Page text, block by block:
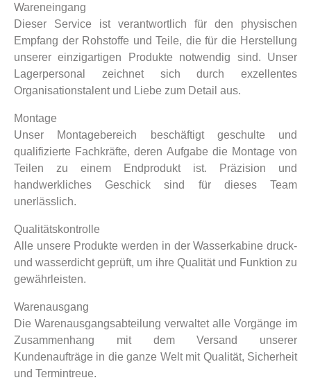
Wareneingang
Dieser Service ist verantwortlich für den physischen
Empfang der Rohstoffe und Teile, die für die Herstellung
unserer einzigartigen Produkte notwendig sind. Unser
Lagerpersonal zeichnet sich durch exzellentes
Organisationstalent und Liebe zum Detail aus.
Montage
Unser Montagebereich beschäftigt geschulte und
qualifizierte Fachkräfte, deren Aufgabe die Montage von
Teilen zu einem Endprodukt ist. Präzision und
handwerkliches Geschick sind für dieses Team
unerlässlich.
Qualitätskontrolle
Alle unsere Produkte werden in der Wasserkabine druck-
und wasserdicht geprüft, um ihre Qualität und Funktion zu
gewährleisten.
Warenausgang
Die Warenausgangsabteilung verwaltet alle Vorgänge im
Zusammenhang mit dem Versand unserer
Kundenaufträge in die ganze Welt mit Qualität, Sicherheit
und Termintreue.